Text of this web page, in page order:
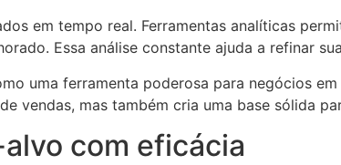
em tempo real. Ferramentas analíticas
Essa análise constante ajuda a refinar
uma ferramenta poderosa para negócios
vendas, mas também cria uma base sólida
com eficácia